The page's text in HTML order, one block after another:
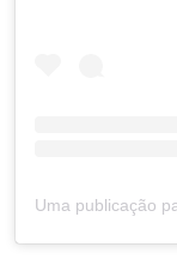
Uma publicação